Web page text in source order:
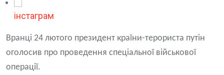
інстаграм
Вранці 24 лютого президент країни-терориста путін
оголосив про проведення спеціальної військової
операції.